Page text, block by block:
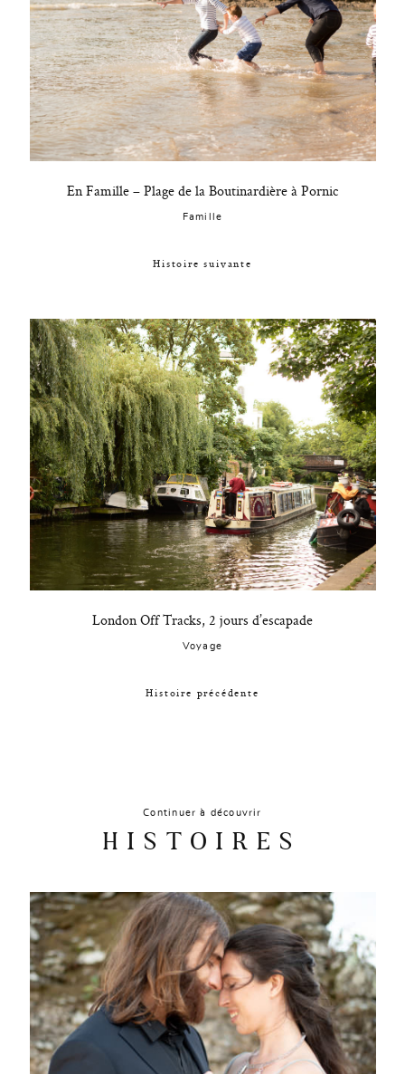
London Off Tracks, 2 jours d’escapade
Voyage
Histoire précédente
En Famille – Plage de la Boutinardière à Pornic
Famille
Histoire suivante
Continuer à découvrir
HISTOIRES